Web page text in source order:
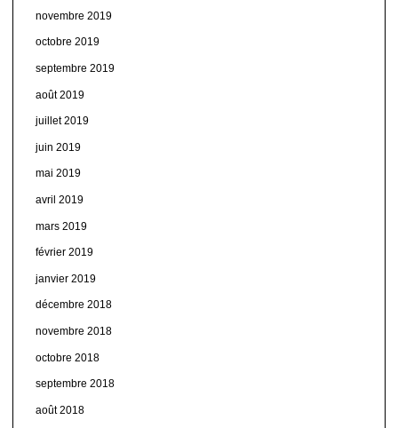
novembre 2019
octobre 2019
septembre 2019
août 2019
juillet 2019
juin 2019
mai 2019
avril 2019
mars 2019
février 2019
janvier 2019
décembre 2018
novembre 2018
octobre 2018
septembre 2018
août 2018